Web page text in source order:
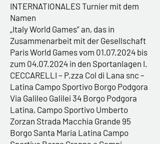
INTERNATIONALES Turnier mit dem
Namen
„Italy World Games” an, das in
Zusammenarbeit mit der Gesellschaft
Paris World Games vom 01.07.2024 bis
zum 04.07.2024 in den Sportanlagen I.
CECCARELLI – P.zza Col di Lana snc –
Latina Campo Sportivo Borgo Podgora
Via Galileo Galilei 34 Borgo Podgora
Latina, Campo Sportivo Umberto
Zorzan Strada Macchia Grande 95
Borgo Santa Maria Latina Campo